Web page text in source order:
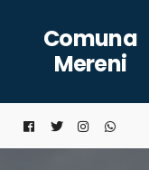
content
Comuna
Mereni
for: